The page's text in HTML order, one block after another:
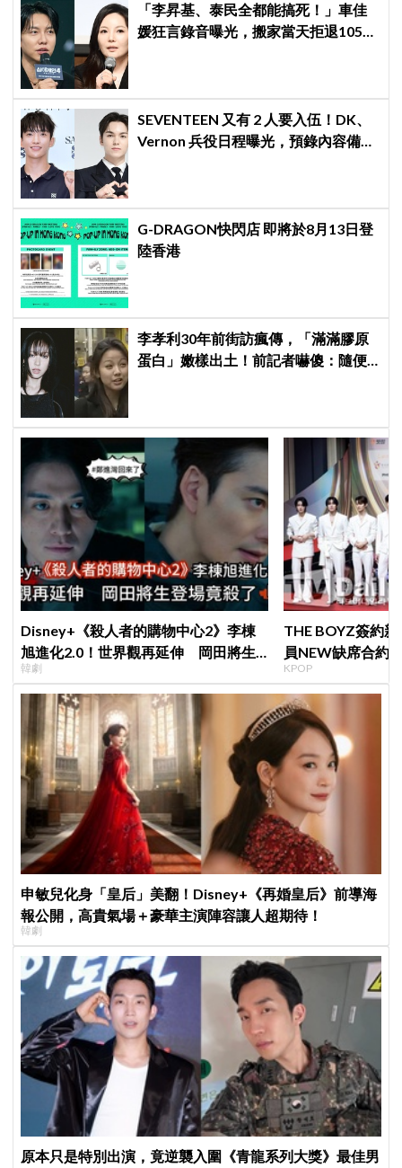
「李昇基、泰民全都能搞死！」車佳
媛狂言錄音曝光，搬家當天拒退105億
SEVENTEEN 又有 2 人要入伍！DK、
Vernon 兵役日程曝光，預錄內容備齊
G-DRAGON快閃店 即將於8月13日登
陸香港
李孝利30年前街訪瘋傳，「滿滿膠原
蛋白」嫩樣出土！前記者嚇傻：隨便
Disney+《殺人者的購物中心2》李棟
旭進化2.0！世界觀再延伸 岡田將生
登場竟殺了「他」
韓劇
THE BOYZ簽約
員NEW缺席合約
篇章
KPOP
申敏兒化身「皇后」美翻！Disney+《再婚皇后》前導海
報公開，高貴氣場＋豪華主演陣容讓人超期待！
韓劇
原本只是特別出演，竟逆襲入圍《青龍系列大獎》最佳男